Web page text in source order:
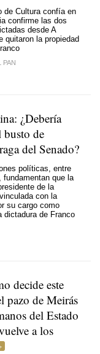
de Cultura confía en
confirme las dos
desde A
quitaron la propiedad
PAN
¿Debería
busto de
del Senado?
políticas, entre
fundamentan que la
de la
con la
su cargo como
dictadura de Franco
decide este
pazo de Meirás
del Estado
a los